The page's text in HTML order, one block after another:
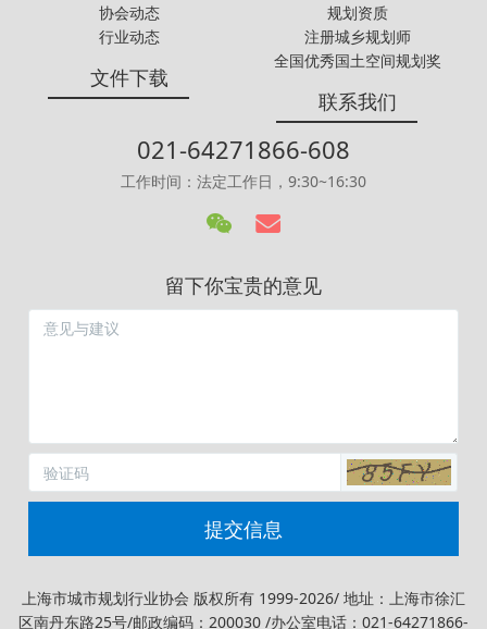
协会动态
行业动态
规划资质
注册城乡规划师
全国优秀国土空间规划奖
文件下载
联系我们
021-64271866-608
工作时间：法定工作日，9:30~16:30
留下你宝贵的意见
提交信息
上海市城市规划行业协会 版权所有 1999-2026/ 地址：上海市徐汇
区南丹东路25号/邮政编码：200030 /办公室电话：021-64271866-